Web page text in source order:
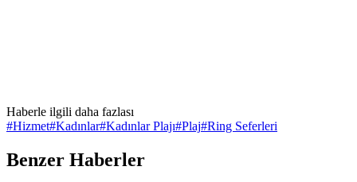
Haberle ilgili daha fazlası
#Hizmet#Kadınlar#Kadınlar Plajı#Plaj#Ring Seferleri
Benzer Haberler